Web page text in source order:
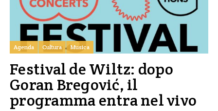
Agenda Cultura Musica
Festival de Wiltz: dopo
Goran Bregović, il
programma entra nel vivo